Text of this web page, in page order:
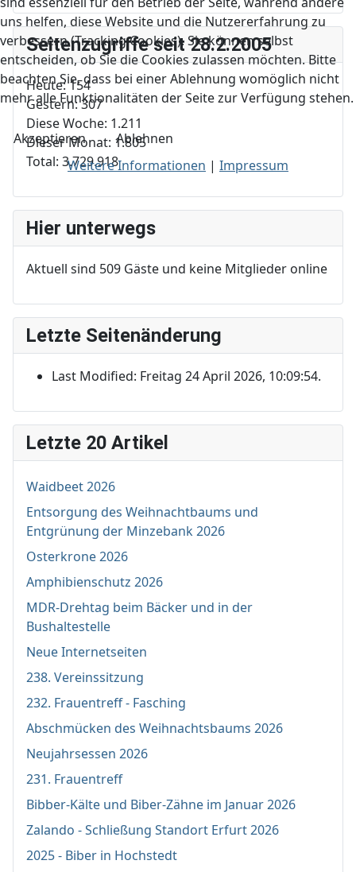
Seitenzugriffe seit 28.2.2005
Heute: 154
Gestern: 307
Diese Woche: 1.211
Dieser Monat: 1.805
Total: 3.729.918
Hier unterwegs
Aktuell sind 509 Gäste und keine Mitglieder online
Letzte Seitenänderung
Last Modified: Freitag 24 April 2026, 10:09:54.
Letzte 20 Artikel
Waidbeet 2026
Entsorgung des Weihnachtbaums und
Entgrünung der Minzebank 2026
Osterkrone 2026
Amphibienschutz 2026
MDR-Drehtag beim Bäcker und in der
Bushaltestelle
Neue Internetseiten
238. Vereinssitzung
232. Frauentreff - Fasching
Abschmücken des Weihnachtsbaums 2026
Neujahrsessen 2026
231. Frauentreff
Bibber-Kälte und Biber-Zähne im Januar 2026
Zalando - Schließung Standort Erfurt 2026
2025 - Biber in Hochstedt
uns helfen, diese Website und die Nutzererfahrung zu
verbessern (Tracking Cookies). Sie können selbst
entscheiden, ob Sie die Cookies zulassen möchten. Bitte
beachten Sie, dass bei einer Ablehnung womöglich nicht
mehr alle Funktionalitäten der Seite zur Verfügung stehen.
Akzeptieren
Ablehnen
Weitere Informationen | Impressum